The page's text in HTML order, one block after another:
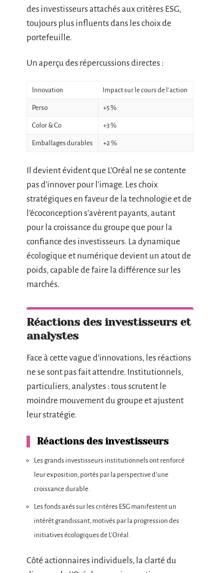
des investisseurs attachés aux critères ESG,
toujours plus influents dans les choix de
portefeuille.
Un aperçu des répercussions directes :
Innovation Impact sur le cours de l’action
Perso +5 %
Color & Co +3 %
Emballages durables +2 %
Il devient évident que L’Oréal ne se contente
pas d’innover pour l’image. Les choix
stratégiques en faveur de la technologie et de
l’écoconception s’avèrent payants, autant
pour la croissance du groupe que pour la
confiance des investisseurs. La dynamique
écologique et numérique devient un atout de
poids, capable de faire la différence sur les
marchés.
Réactions des investisseurs et
analystes
Face à cette vague d’innovations, les réactions
ne se sont pas fait attendre. Institutionnels,
particuliers, analystes : tous scrutent le
moindre mouvement du groupe et ajustent
leur stratégie.
Réactions des investisseurs
Les grands investisseurs institutionnels ont renforcé
leur exposition, portés par la perspective d’une
croissance durable.
Les fonds axés sur les critères ESG manifestent un
intérêt grandissant, motivés par la progression des
initiatives écologiques de L’Oréal.
Côté actionnaires individuels, la clarté du